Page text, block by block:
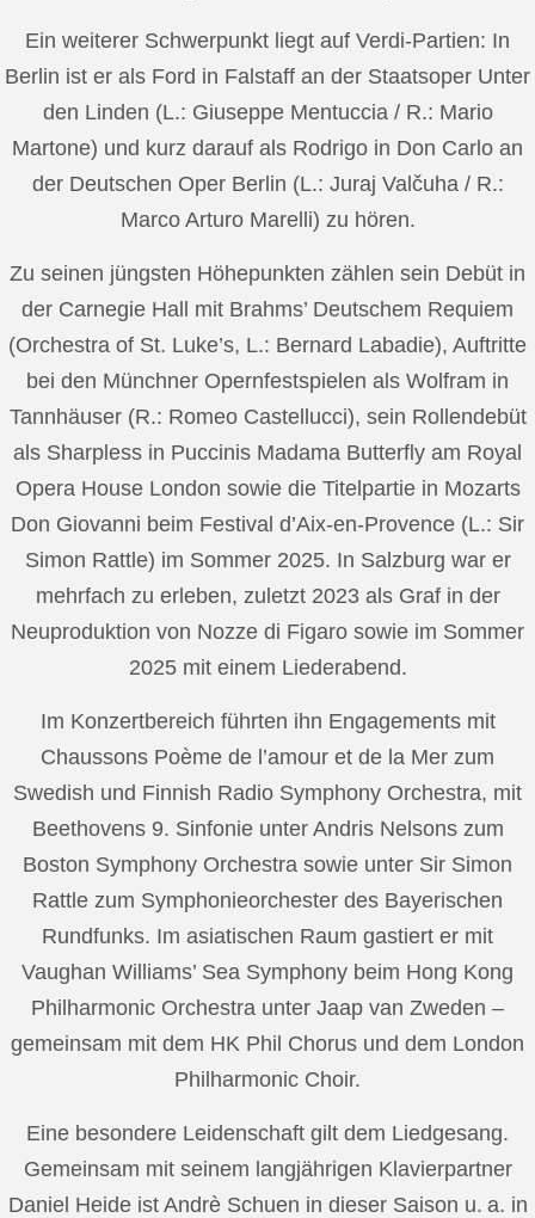
Ein weiterer Schwerpunkt liegt auf Verdi-Partien: In
Berlin ist er als Ford in Falstaff an der Staatsoper Unter
den Linden (L.: Giuseppe Mentuccia / R.: Mario
Martone) und kurz darauf als Rodrigo in Don Carlo an
der Deutschen Oper Berlin (L.: Juraj Valčuha / R.:
Marco Arturo Marelli) zu hören.
Zu seinen jüngsten Höhepunkten zählen sein Debüt in
der Carnegie Hall mit Brahms’ Deutschem Requiem
(Orchestra of St. Luke’s, L.: Bernard Labadie), Auftritte
bei den Münchner Opernfestspielen als Wolfram in
Tannhäuser (R.: Romeo Castellucci), sein Rollendebüt
als Sharpless in Puccinis Madama Butterfly am Royal
Opera House London sowie die Titelpartie in Mozarts
Don Giovanni beim Festival d’Aix-en-Provence (L.: Sir
Simon Rattle) im Sommer 2025. In Salzburg war er
mehrfach zu erleben, zuletzt 2023 als Graf in der
Neuproduktion von Nozze di Figaro sowie im Sommer
2025 mit einem Liederabend.
Im Konzertbereich führten ihn Engagements mit
Chaussons Poème de l’amour et de la Mer zum
Swedish und Finnish Radio Symphony Orchestra, mit
Beethovens 9. Sinfonie unter Andris Nelsons zum
Boston Symphony Orchestra sowie unter Sir Simon
Rattle zum Symphonieorchester des Bayerischen
Rundfunks. Im asiatischen Raum gastiert er mit
Vaughan Williams’ Sea Symphony beim Hong Kong
Philharmonic Orchestra unter Jaap van Zweden –
gemeinsam mit dem HK Phil Chorus und dem London
Philharmonic Choir.
Eine besondere Leidenschaft gilt dem Liedgesang.
Gemeinsam mit seinem langjährigen Klavierpartner
Daniel Heide ist Andrè Schuen in dieser Saison u. a. in